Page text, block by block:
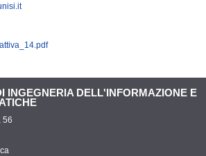
INGEGNERIA DELL'INFORMAZIONE E
56